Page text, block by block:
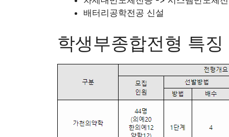
배터리공학전공 신설
학생부종합전형 특징